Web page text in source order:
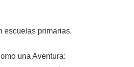
escuelas primarias.
una Aventura: